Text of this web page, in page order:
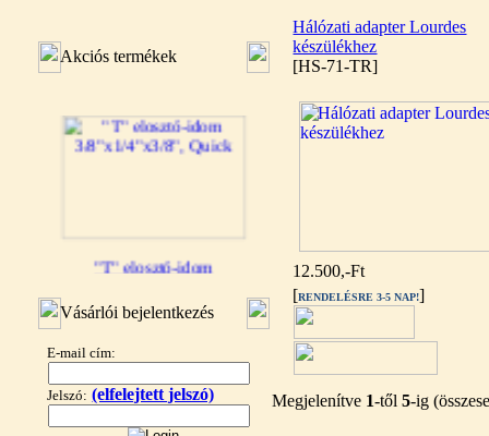
Akciós termékek
"T" elosztó-idom
360,-Ft
---------
Vásárlói bejelentkezés
E-mail cím:
Jelszó: (elfelejtett jelszó)
Hálózati adapter Lourdes
készülékhez
[HS-71-TR]
12.500,-Ft
[RENDELÉSRE 3-5 NAP!]
Megjelenítve 1-től5-ig